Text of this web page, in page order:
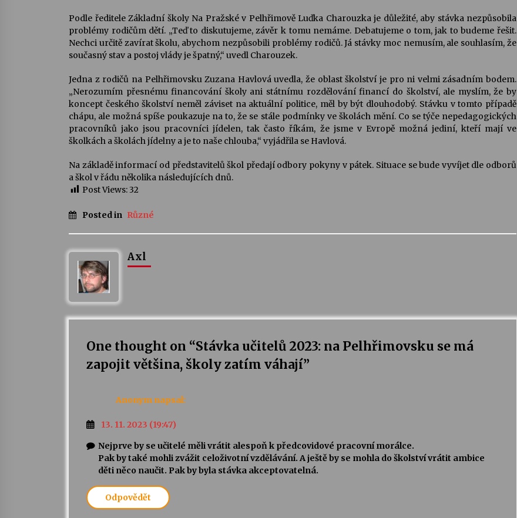
Podle ředitele Základní školy Na Pražské v Pelhřimově Luďka Charouzka je důležité, aby stávka nezpůsobila
problémy rodičům dětí. „Teď to diskutujeme, závěr k tomu nemáme. Debatujeme o tom, jak to budeme řešit.
Nechci určitě zavírat školu, abychom nezpůsobili problémy rodičů. Já stávky moc nemusím, ale souhlasím, že
současný stav a postoj vlády je špatný,“ uvedl Charouzek.
Jedna z rodičů na Pelhřimovsku Zuzana Havlová uvedla, že oblast školství je pro ni velmi zásadním bodem.
„Nerozumím přesnému financování školy ani státnímu rozdělování financí do školství, ale myslím, že by
koncept českého školství neměl záviset na aktuální politice, měl by být dlouhodobý. Stávku v tomto případě
chápu, ale možná spíše poukazuje na to, že se stále podmínky ve školách mění. Co se týče nepedagogických
pracovníků jako jsou pracovníci jídelen, tak často říkám, že jsme v Evropě možná jediní, kteří mají ve
školkách a školách jídelny a je to naše chlouba,“ vyjádřila se Havlová.
Na základě informací od představitelů škol předají odbory pokyny v pátek. Situace se bude vyvíjet dle odborů
a škol v řádu několika následujících dnů.
Post Views:32
Posted in Různé
Axl
One thought on “Stávka učitelů 2023: na Pelhřimovsku se má
zapojit většina, školy zatím váhají”
Anonym napsal:
13. 11. 2023 (19:47)
Nejprve by se učitelé měli vrátit alespoň k předcovidové pracovní morálce.
Pak by také mohli zvážit celoživotní vzdělávání. A ještě by se mohla do školství vrátit ambice
děti něco naučit. Pak by byla stávka akceptovatelná.
Odpovědět